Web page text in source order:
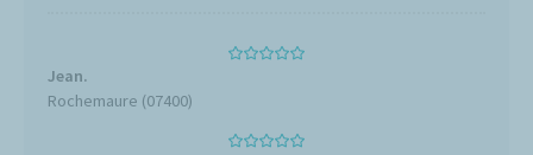
Jean.
Rochemaure (07400)